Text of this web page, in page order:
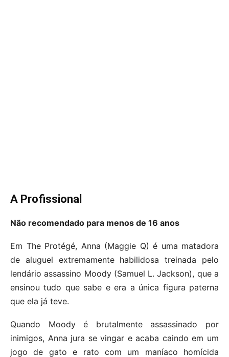
A Profissional
Não recomendado para menos de 16 anos
Em The Protégé, Anna (Maggie Q) é uma matadora
de aluguel extremamente habilidosa treinada pelo
lendário assassino Moody (Samuel L. Jackson), que a
ensinou tudo que sabe e era a única figura paterna
que ela já teve.
Quando Moody é brutalmente assassinado por
inimigos, Anna jura se vingar e acaba caindo em um
jogo de gato e rato com um maníaco homícida